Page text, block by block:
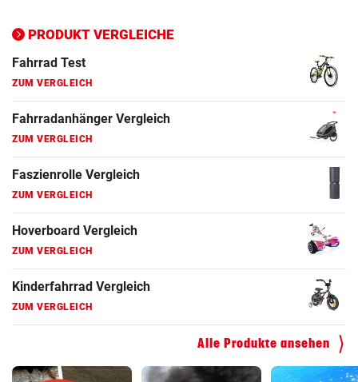
PRODUKT VERGLEICHE
ZUM VERGLEICH
Fahrrad Test
ZUM VERGLEICH
Fahrradanhänger Vergleich
ZUM VERGLEICH
Faszienrolle Vergleich
ZUM VERGLEICH
Hoverboard Vergleich
ZUM VERGLEICH
Kinderfahrrad Vergleich
ZUM VERGLEICH
Alle Produkte ansehen